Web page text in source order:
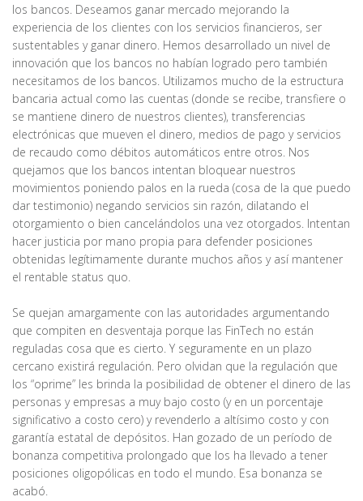
los bancos. Deseamos ganar mercado mejorando la
experiencia de los clientes con los servicios financieros, ser
sustentables y ganar dinero. Hemos desarrollado un nivel de
innovación que los bancos no habían logrado pero también
necesitamos de los bancos. Utilizamos mucho de la estructura
bancaria actual como las cuentas (donde se recibe, transfiere o
se mantiene dinero de nuestros clientes), transferencias
electrónicas que mueven el dinero, medios de pago y servicios
de recaudo como débitos automáticos entre otros. Nos
quejamos que los bancos intentan bloquear nuestros
movimientos poniendo palos en la rueda (cosa de la que puedo
dar testimonio) negando servicios sin razón, dilatando el
otorgamiento o bien cancelándolos una vez otorgados. Intentan
hacer justicia por mano propia para defender posiciones
obtenidas legítimamente durante muchos años y así mantener
el rentable status quo.
Se quejan amargamente con las autoridades argumentando
que compiten en desventaja porque las FinTech no están
reguladas cosa que es cierto. Y seguramente en un plazo
cercano existirá regulación. Pero olvidan que la regulación que
los “oprime” les brinda la posibilidad de obtener el dinero de las
personas y empresas a muy bajo costo (y en un porcentaje
significativo a costo cero) y revenderlo a altísimo costo y con
garantía estatal de depósitos. Han gozado de un período de
bonanza competitiva prolongado que los ha llevado a tener
posiciones oligopólicas en todo el mundo. Esa bonanza se
acabó.